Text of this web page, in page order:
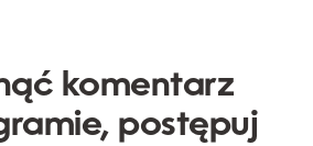
komentarz
postępuj